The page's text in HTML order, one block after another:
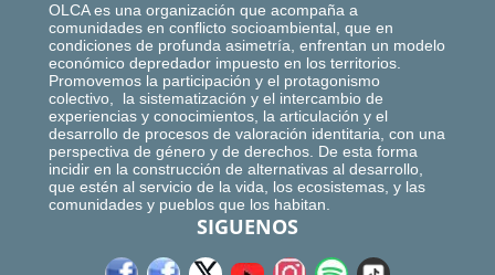
OLCA es una organización que acompaña a
comunidades en conflicto socioambiental, que en
condiciones de profunda asimetría, enfrentan un modelo
económico depredador impuesto en los territorios.
Promovemos la participación y el protagonismo
colectivo, la sistematización y el intercambio de
experiencias y conocimientos, la articulación y el
desarrollo de procesos de valoración identitaria, con una
perspectiva de género y de derechos. De esta forma
incidir en la construcción de alternativas al desarrollo,
que estén al servicio de la vida, los ecosistemas, y las
comunidades y pueblos que los habitan.
SIGUENOS